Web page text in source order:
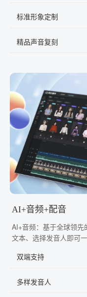
标准形象定制
精品声音复刻
AI+音频+配音
AI+音频：基于全球领
文本、选择发音人即可
双端支持
多样发音人